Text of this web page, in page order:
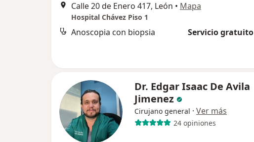
Calle 20 de Enero 417, León • Mapa
Hospital Chávez Piso 1
Anoscopia con biopsia Servicio gratuito
Dr. Edgar Isaac De Avila
Jimenez
Cirujano general · Ver más
24 opiniones